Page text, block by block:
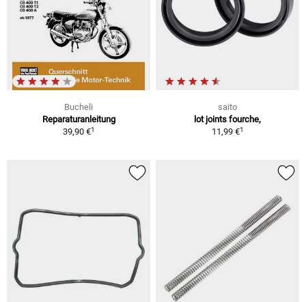
Bucheli
Reparaturanleitung
39,90 €1
saito
lot joints fourche,
11,99 €1